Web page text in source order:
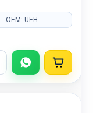
OEM: UEH